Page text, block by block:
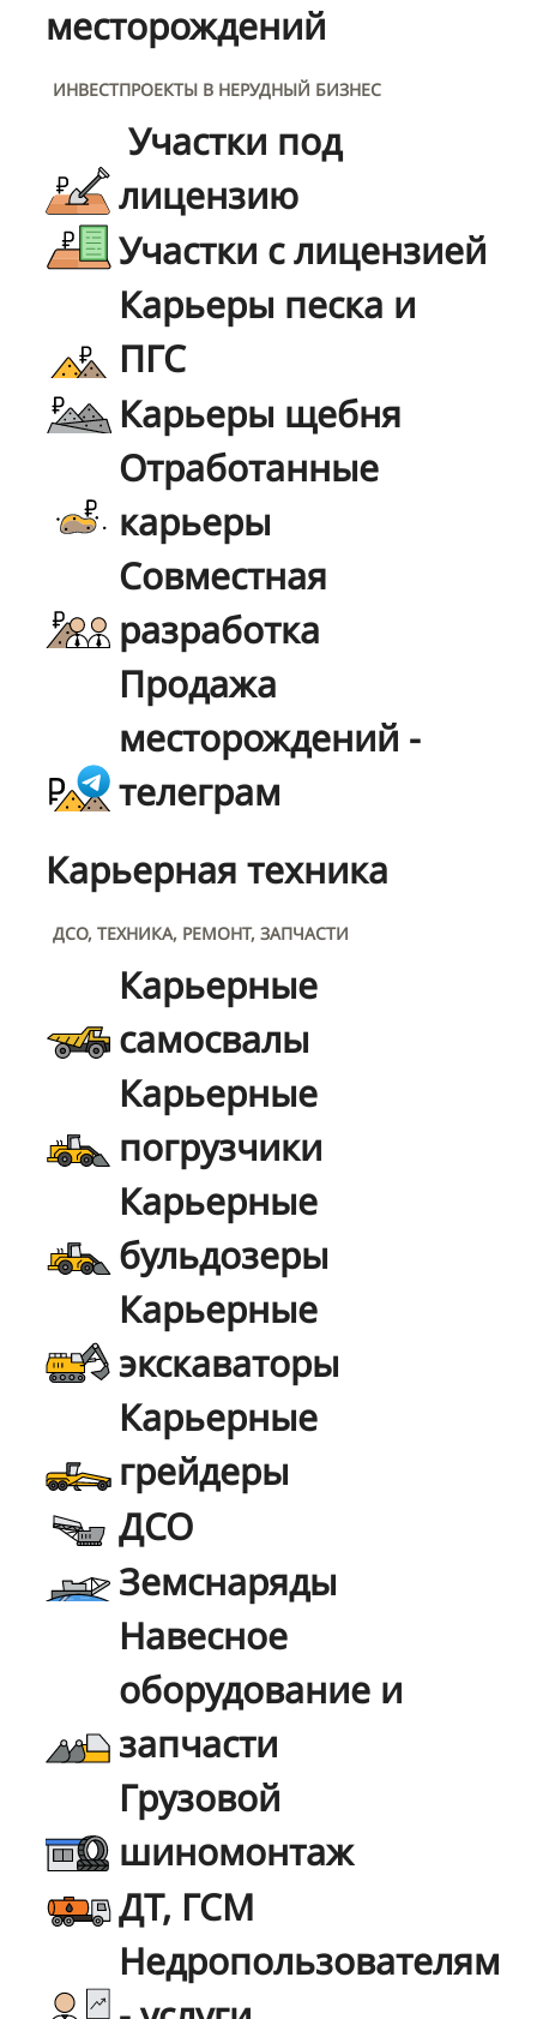
месторождений
ИНВЕСТПРОЕКТЫ В НЕРУДНЫЙ БИЗНЕС
Участки под
лицензию
Участки с лицензией
Карьеры песка и
ПГС
Карьеры щебня
Отработанные
карьеры
Совместная
разработка
Продажа
месторождений -
телеграм
Карьерная техника
ДСО, ТЕХНИКА, РЕМОНТ, ЗАПЧАСТИ
Карьерные
самосвалы
Карьерные
погрузчики
Карьерные
бульдозеры
Карьерные
экскаваторы
Карьерные
грейдеры
ДСО
Земснаряды
Навесное
оборудование и
запчасти
Грузовой
шиномонтаж
ДТ, ГСМ
Недропользователям